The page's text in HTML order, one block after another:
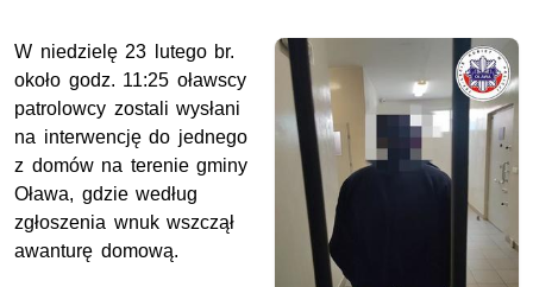
W niedzielę 23 lutego br.
około godz. 11:25 oławscy
patrolowcy zostali wysłani
na interwencję do jednego
z domów na terenie gminy
Oława, gdzie według
zgłoszenia wnuk wszczął
awanturę domową.